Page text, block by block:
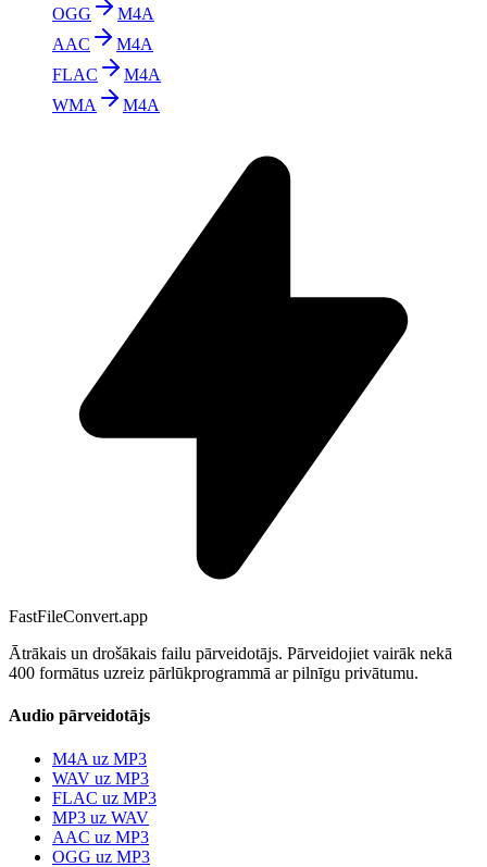
OGG
M4A
AAC
M4A
FLAC
M4A
WMA
M4A
FastFileConvert.app
Ātrākais un drošākais failu pārveidotājs. Pārveidojiet vairāk nekā
400 formātus uzreiz pārlūkprogrammā ar pilnīgu privātumu.
Audio pārveidotājs
M4A uz MP3
WAV uz MP3
FLAC uz MP3
MP3 uz WAV
AAC uz MP3
OGG uz MP3